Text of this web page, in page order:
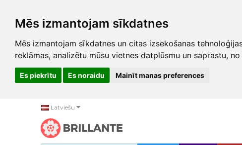
Mēs izmantojam sīkdatnes
Mēs izmantojam sīkdatnes un citas izsekošanas
reklāmas, analizētu mūsu vietnes datplūsmu un saprastu,
Es piekrītu Es noraidu Mainīt manas preferences
Latviešu